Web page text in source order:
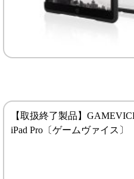
【取扱終了製品】
iPad Pro〔ゲームヴァイス〕